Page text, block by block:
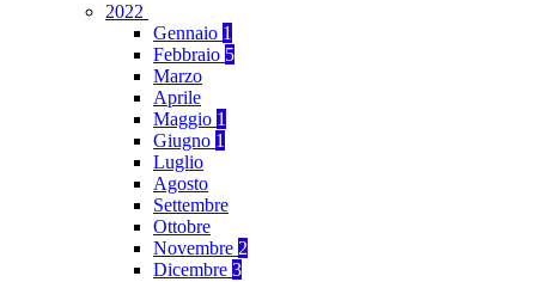
2022
Gennaio 1
Febbraio 5
Marzo
Aprile
Maggio 1
Giugno 1
Luglio
Agosto
Settembre
Ottobre
Novembre 2
Dicembre 3